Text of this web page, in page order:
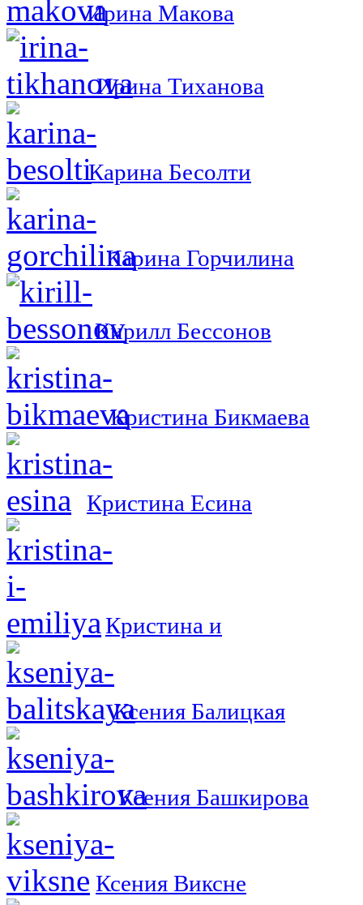
Ирина Макова
Ирина Тиханова
Карина Бесолти
Карина Горчилина
Кирилл Бессонов
Кристина Бикмаева
Кристина Есина
Кристина и
Ксения Балицкая
Ксения Башкирова
Ксения Виксне